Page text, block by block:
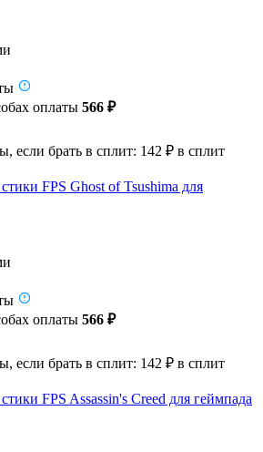
оплаты 566 ₽
если брать в сплит: 142 ₽ в сплит
FPS Ghost of Tsushima для
оплаты 566 ₽
если брать в сплит: 142 ₽ в сплит
FPS Assassin's Creed для геймпада